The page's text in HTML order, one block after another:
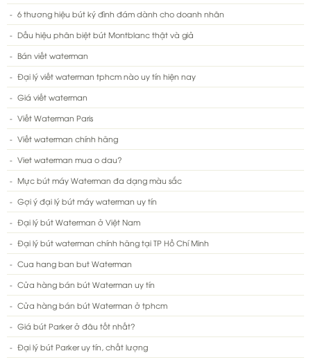
6 thương hiệu bút ký đình đám dành cho doanh nhân
Dấu hiệu phân biệt bút Montblanc thật và giả
Bán viết waterman
Đại lý viết waterman tphcm nào uy tín hiện nay
Giá viết waterman
Viết Waterman Paris
Viết waterman chính hãng
Viet waterman mua o dau?
Mực bút máy Waterman đa dạng màu sắc
Gợi ý đại lý bút máy waterman uy tín
Đại lý bút Waterman ở Việt Nam
Đại lý bút waterman chính hãng tại TP Hồ Chí Minh
Cua hang ban but Waterman
Cửa hàng bán bút Waterman uy tín
Cửa hàng bán bút Waterman ở tphcm
Giá bút Parker ở đâu tốt nhất?
Đại lý bút Parker uy tín, chất lượng